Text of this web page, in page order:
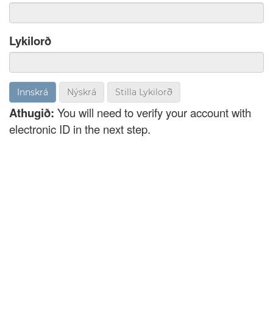
Lykilorð
Nýskrá Stilla Lykilorð
Athugið: You will need to verify your account with
electronic ID in the next step.